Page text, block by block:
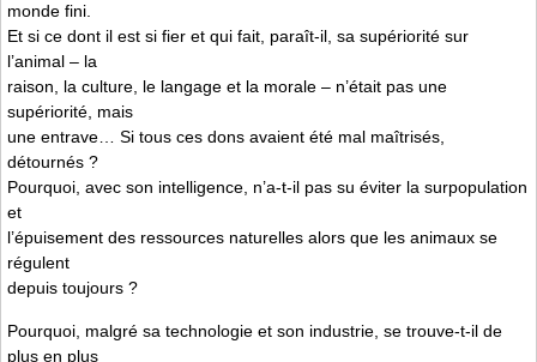
monde fini.
Et si ce dont il est si fier et qui fait, paraît-il, sa supériorité sur
l’animal – la
raison, la culture, le langage et la morale – n’était pas une
supériorité, mais
une entrave… Si tous ces dons avaient été mal maîtrisés,
détournés ?
Pourquoi, avec son intelligence, n’a-t-il pas su éviter la surpopulation
et
l’épuisement des ressources naturelles alors que les animaux se
régulent
depuis toujours ?
Pourquoi, malgré sa technologie et son industrie, se trouve-t-il de
plus en plus